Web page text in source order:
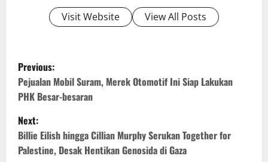
Visit Website View All Posts
P
o
s
t
Previous:
Pejualan Mobil Suram, Merek Otomotif Ini Siap Lakukan
PHK Besar-besaran
Next:
Billie Eilish hingga Cillian Murphy Serukan Together for
Palestine, Desak Hentikan Genosida di Gaza